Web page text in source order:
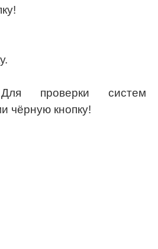
проверки систем
чёрную кнопку!